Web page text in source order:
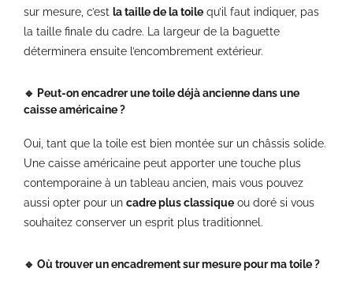
sur mesure, c’est la taille de la toile qu’il faut indiquer, pas
la taille finale du cadre. La largeur de la baguette
déterminera ensuite l’encombrement extérieur.
🔹 Peut-on encadrer une toile déjà ancienne dans une
caisse américaine ?
Oui, tant que la toile est bien montée sur un châssis solide.
Une caisse américaine peut apporter une touche plus
contemporaine à un tableau ancien, mais vous pouvez
aussi opter pour un cadre plus classique ou doré si vous
souhaitez conserver un esprit plus traditionnel.
🔹 Où trouver un encadrement sur mesure pour ma toile ?